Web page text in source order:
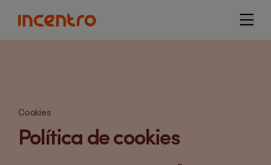
Cookies
Política de cookies